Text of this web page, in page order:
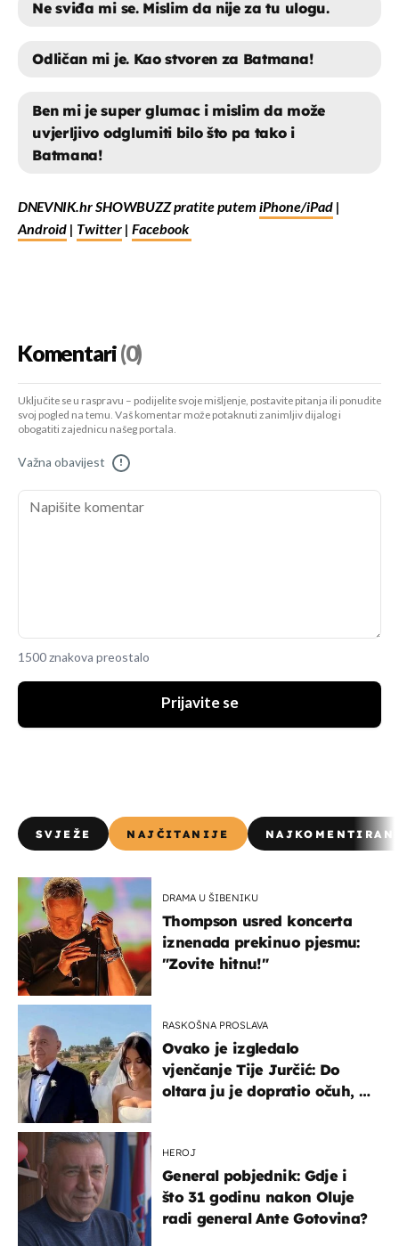
Ne sviđa mi se. Mislim da nije za tu ulogu.
Odličan mi je. Kao stvoren za Batmana!
Ben mi je super glumac i mislim da može
uvjerljivo odglumiti bilo što pa tako i
Batmana!
NE SVIĐA MI SE. MISLIM DA NIJE
ZA TU ULOGU.
MISLIM DA MOŽE UVJERLJIVO
ODGLUMITI BILO ŠTO PA TAKO I
BATMANA!
DNEVNIK.hr SHOWBUZZ pratite putem iPhone/iPad |
Android | Twitter | Facebook
Komentari(0)
Uključite se u raspravu – podijelite svoje mišljenje, postavite pitanja ili ponudite
svoj pogled na temu. Vaš komentar može potaknuti zanimljiv dijalog i
obogatiti zajednicu našeg portala.
Važna obavijest !
1500 znakova preostalo
Prijavite se
SVJEŽE NAJČITANIJE
DRAMA U ŠIBENIKU
Thompson usred koncerta
iznenada prekinuo pjesmu:
"Zovite hitnu!"
RASKOŠNA PROSLAVA
Ovako je izgledalo
vjenčanje Tije Jurčić: Do
oltara ju je dopratio očuh, a
HEROJ
General pobjednik: Gdje i
što 31 godinu nakon Oluje
radi general Ante Gotovina?